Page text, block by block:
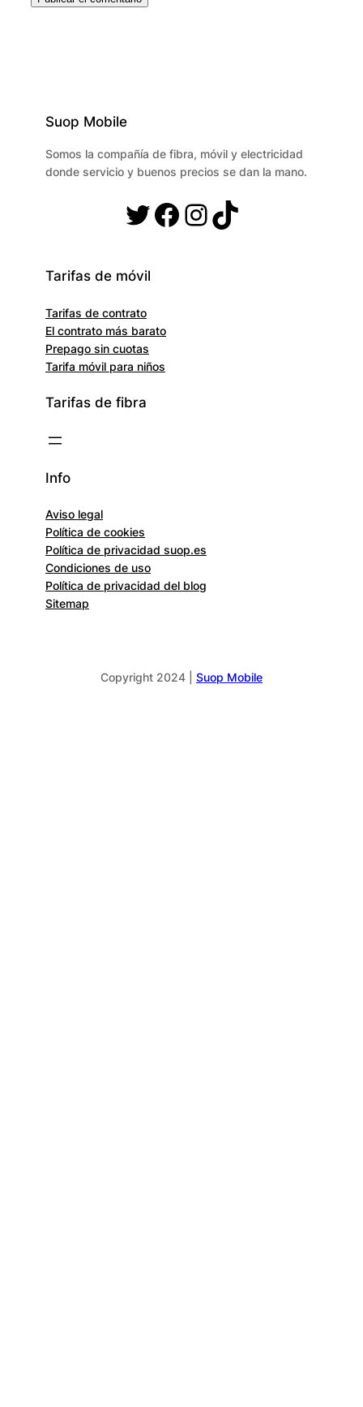
Suop Mobile
Somos la compañía de fibra, móvil y electricidad
donde servicio y buenos precios se dan la mano.
Twitter Facebook InstagramTikTok
Tarifas de móvil
Tarifas de contrato
El contrato más barato
Prepago sin cuotas
Tarifa móvil para niños
Tarifas de fibra
Info
Aviso legal
Política de cookies
Política de privacidad suop.es
Condiciones de uso
Política de privacidad del blog
Sitemap
Copyright 2024 | Suop Mobile